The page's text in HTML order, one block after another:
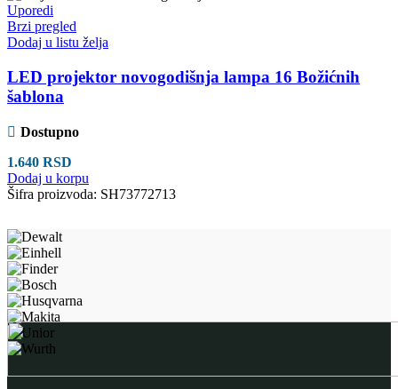
Uporedi
Brzi pregled
Dodaj u listu želja
LED projektor novogodišnja lampa 16 Božićnih
šablona
Dostupno
1.640 RSD
Dodaj u korpu
Šifra proizvoda: SH73772713